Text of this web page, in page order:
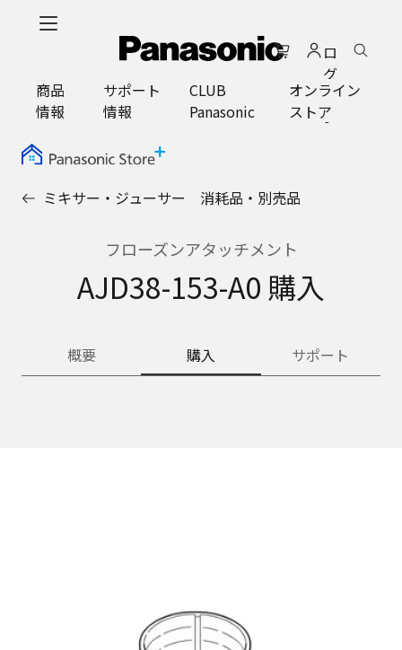
ロ
グ
イ
ン
商品
情報
サポート
情報
CLUB
Panasonic
オンライン
ストア
ミキサー・ジューサー 消耗品・別売品
フローズンアタッチメント
AJD38-153-A0 購入
概要 購入 サポート